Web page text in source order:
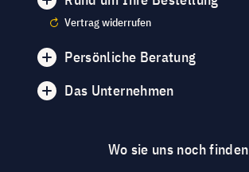
Vertrag widerrufen
Persönliche Beratung
Das Unternehmen
Wo sie uns noch finden